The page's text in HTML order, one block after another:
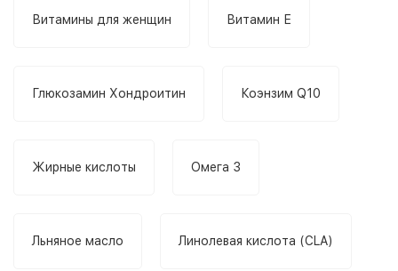
Витамины для женщин Витамин Е
Глюкозамин Хондроитин Коэнзим Q10
Жирные кислоты Омега 3
Льняное масло Линолевая кислота (CLA)